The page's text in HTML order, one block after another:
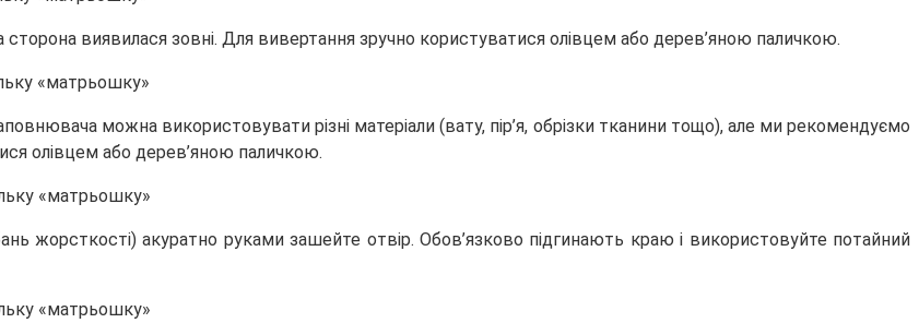
виявилася зовні. Для вивертання зручно користуватися олівцем або дерев’яною паличкою.
можна використовувати різні матеріали (вату, пір’я, обрізки тканини тощо), але ми рекомендуємо
олівцем або дерев’яною паличкою.
жорсткості) акуратно руками зашейте отвір. Обов’язково підгинають краю і використовуйте потайний